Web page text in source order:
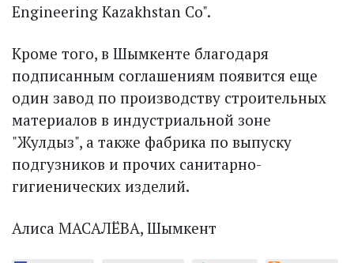
Engineering Kazakhstan Co".
Кроме того, в Шымкенте благодаря
подписанным соглашениям появится еще
один завод по производству строительных
материалов в индустриальной зоне
"Жулдыз", а также фабрика по выпуску
подгузников и прочих санитарно-
гигиенических изделий.
Алиса МАСАЛЁВА, Шымкент